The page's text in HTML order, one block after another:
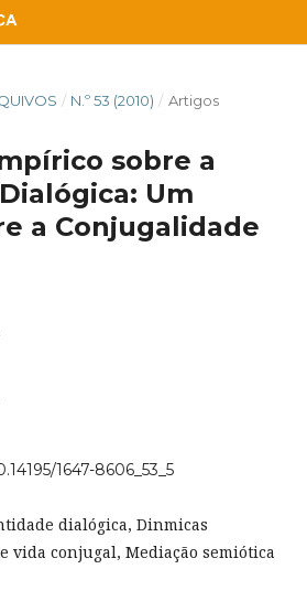
/ N.º 53 (2010) / Artigos
sobre a
Um
a Conjugalidade
1647-8606_53_5
dialógica, Dinmicas
vida conjugal, Mediação semiótica